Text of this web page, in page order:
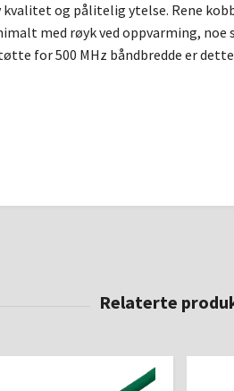
og pålitelig ytelse. Rene
med røyk ved oppvarming,
for 500 MHz båndbredde er